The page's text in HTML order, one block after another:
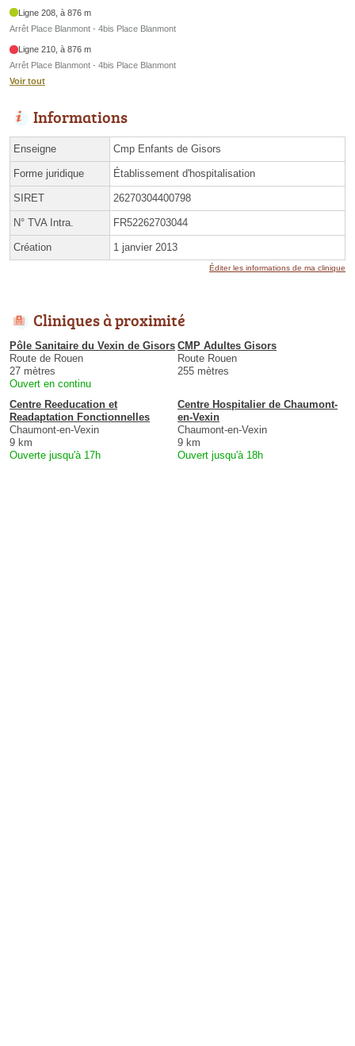
Ligne 208, à 876 m
Arrêt Place Blanmont - 4bis Place Blanmont
Ligne 210, à 876 m
Arrêt Place Blanmont - 4bis Place Blanmont
Voir tout
Informations
Enseigne Cmp Enfants de Gisors
Forme juridique Établissement d'hospitalisation
SIRET 26270304400798
N° TVA Intra. FR52262703044
Création 1 janvier 2013
Éditer les informations de ma clinique
Cliniques à proximité
Pôle Sanitaire du Vexin de Gisors
Route de Rouen
27 mètres
Ouvert en continu
CMP Adultes Gisors
Route Rouen
255 mètres
Centre Reeducation et
Readaptation Fonctionnelles
Chaumont-en-Vexin
9 km
Ouverte jusqu'à 17h
Centre Hospitalier de Chaumont-
en-Vexin
Chaumont-en-Vexin
9 km
Ouvert jusqu'à 18h